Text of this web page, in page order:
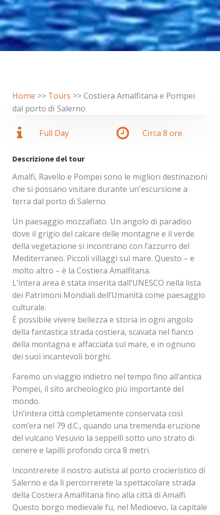
Home >> Tours >>Costiera Amalfitana e Pompei
dal porto di Salerno
Full Day Circa8 ore
Descrizione del tour
Amalfi, Ravello e Pompei sono le migliori destinazioni
che si possano visitare durante un'escursione a
terra dal porto di Salerno.
Un paesaggio mozzafiato. Un angolo di paradiso
dove il grigio del calcare delle montagne e il verde
della vegetazione si incontrano con l’azzurro del
Mediterraneo. Piccoli villaggi sul mare. Questo – e
molto altro – è la Costiera Amalfitana.
L’intera area è stata inserita dall’UNESCO nella lista
dei Patrimoni Mondiali dell’Umanità come paesaggio
culturale.
È possibile vivere bellezza e storia in ogni angolo
della fantastica strada costiera, scavata nel fianco
della montagna e affacciata sul mare, e in ognuno
dei suoi incantevoli borghi.
Faremo un viaggio indietro nel tempo fino all’antica
Pompei, il sito archeologico più importante del
mondo.
Un’intera città completamente conservata così
com’era nel 79 d.C., quando una tremenda eruzione
del vulcano Vesuvio la seppellì sotto uno strato di
cenere e lapilli profondo circa 8 metri.
Incontrerete il nostro autista al porto crocieristico di
Salerno e da lì percorrerete la spettacolare strada
della Costiera Amalfitana fino alla città di Amalfi.
Questo borgo medievale fu, nel Medioevo, la capitale